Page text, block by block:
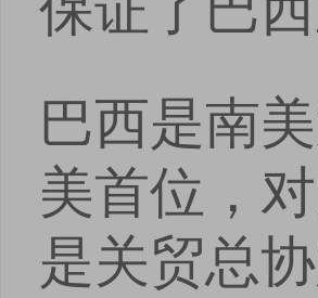
巴西是南
美首位，
是关贸总